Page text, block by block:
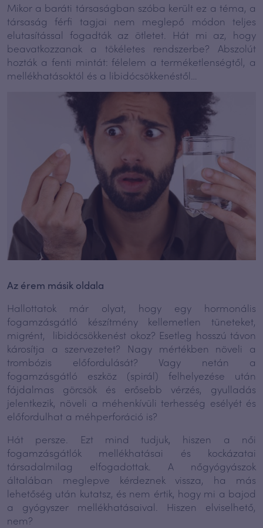
Mikor a baráti társaságban szóba került ez a téma, a
társaság férfi tagjai nem meglepő módon teljes
elutasítással fogadták az ötletet. Hát mi az, hogy
beavatkozzanak a tökéletes rendszerbe? Abszolút
hozták a fenti mintát: félelem a terméketlenségtől, a
mellékhatásoktól és a libidócsökkenéstől…
Az érem másik oldala
Hallottatok már olyat, hogy egy hormonális
fogamzásgátló készítmény kellemetlen tüneteket,
migrént, libidócsökkenést okoz? Esetleg hosszú távon
károsítja a szervezetet? Nagy mértékben növeli a
trombózis előfordulását? Vagy netán a
fogamzásgátló eszköz (spirál) felhelyezése után
fájdalmas görcsök és erősebb vérzés, gyulladás
jelentkezik, növeli a méhenkívüli terhesség esélyét és
előfordulhat a méhperforáció is?
Hát persze. Ezt mind tudjuk, hiszen a női
fogamzásgátlók mellékhatásai és kockázatai
társadalmilag elfogadottak. A nőgyógyászok
általában meglepve kérdeznek vissza, ha más
lehetőség után kutatsz, és nem értik, hogy mi a bajod
a gyógyszer mellékhatásaival. Hiszen elviselhető,
nem?